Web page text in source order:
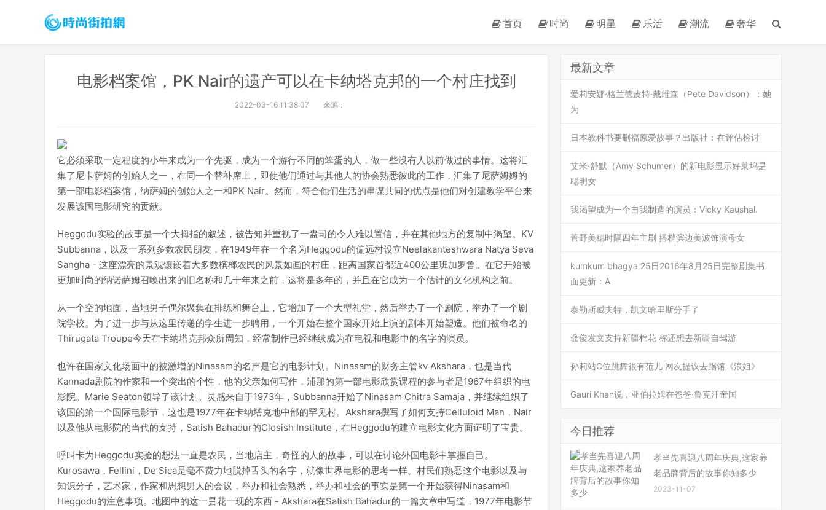
首页 时尚 明星 乐活 潮流 奢华
电影档案馆，PK Nair的遗产可以在卡纳塔克邦的一个村庄找到
2022-03-16 11:38:07 来源：
它必须采取一定程度的小牛来成为一个先驱，成为一个游行不同的笨蛋的人，做一些没有人以前做过的事情。这将汇
集了尼卡萨姆的创始人之一，在同一个替补席上，即使他们通过与其他人的协会熟悉彼此的工作，汇集了尼萨姆姆的
第一部电影档案馆，纳萨姆的创始人之一和PK Nair。然而，符合他们生活的串谋共同的优点是他们对创建教学平台来
发展该国电影研究的贡献。
Heggodu实验的故事是一个大拇指的叙述，被告知并重视了一盎司的令人难以置信，并在其他地方的复制中渴望。KV
Subbanna，以及一系列多数农民朋友，在1949年在一个名为Heggodu的偏远村设立Neelakanteshwara Natya Seva
Sangha - 这座漂亮的景观镶嵌着大多数槟榔农民的风景如画的村庄，距离国家首都近400公里班加罗鲁。在它开始被
更加时尚的纳诺萨姆召唤出来的旧名称和几十年来之前，这将是多年的，并且在它成为一个估计的文化机构之前。
从一个空的地面，当地男子偶尔聚集在排练和舞台上，它增加了一个大型礼堂，然后举办了一个剧院，举办了一个剧
院学校。为了进一步与从这里传递的学生进一步聘用，一个开始在整个国家开始上演的剧本开始塑造。他们被命名的
Thirugata Troupe今天在卡纳塔克邦众所周知，经常制作已经继续成为在电视和电影中的名字的演员。
也许在国家文化场面中的被激增的Ninasam的名声是它的电影计划。Ninasam的财务主管kv Akshara，也是当代
Kannada剧院的作家和一个突出的个性，他的父亲如何写作，浦那的第一部电影欣赏课程的参与者是1967年组织的电
影院。Marie Seaton领导了该计划。灵感来自于1973年，Subbanna开始了Ninasam Chitra Samaja，并继续组织了
该国的第一个国际电影节，这也是1977年在卡纳塔克地中部的罕见村。Akshara撰写了如何支持Celluloid Man，Nair
以及他从电影院的当代的支持，Satish Bahadur的Closish Institute，在Heggodu的建立电影文化方面证明了宝贵。
呼叫卡为Heggodu实验的想法一直是农民，当地店主，奇怪的人的故事，可以在讨论外国电影中掌握自己。
Kurosawa，Fellini，De Sica是毫不费力地脱掉舌头的名字，就像世界电影的思考一样。村民们熟悉这个电影以及与
知识分子，艺术家，作家和思想男人的会议，举办和社会熟悉，举办和社会的事实是第一个开始获得Ninasam和
Heggodu的注意事项。地图中的这一昙花一现的东西 - Akshara在Satish Bahadur的一篇文章中写道，1977年电影节
最新文章
爱莉安娜·格兰德皮特·戴维森（Pete Davidson）：她
为
日本教科书要删福原爱故事？出版社：在评估检讨
艾米·舒默（Amy Schumer）的新电影显示好莱坞是
聪明女
我渴望成为一个自我制造的演员：Vicky Kaushal.
菅野美穗时隔四年主剧 搭档滨边美波饰演母女
kumkum bhagya 25日2016年8月25日完整剧集书
面更新：A
泰勒斯威夫特，凯文哈里斯分手了
龚俊发文支持新疆棉花 称还想去新疆自驾游
孙莉站C位跳舞很有范儿 网友提议去踢馆《浪姐》
Gauri Khan说，亚伯拉姆在爸爸·鲁克汗帝国
今日推荐
孝当先喜迎八周年庆典,这家养
老品牌背后的故事你知多少
2023-11-07